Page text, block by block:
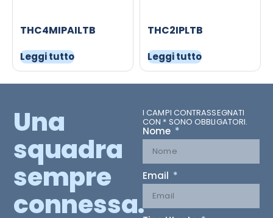
THC4MIPAILTB
Leggi tutto
THC2IPLTB
Leggi tutto
Una
squadra
sempre
connessa.
I CAMPI CONTRASSEGNATI
CON * SONO OBBLIGATORI.
Nome
Email